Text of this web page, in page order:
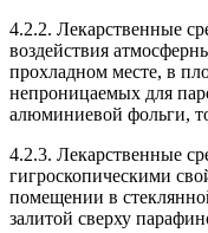
4.2.2. Лекарственные
воздействия
прохладном месте, в
непроницаемых для
алюминиевой фольги,
4.2.3. Лекарственные
гигроскопическими
помещении в
залитой сверху